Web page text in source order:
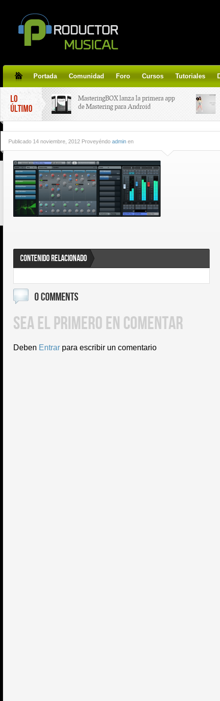
Portada Comunidad Foro Cursos Tutoriales
LO
ÚLTIMO
MasteringBOX lanza la primera app
de Mastering para Android
line gratis!
Korg lanza SDD-3000, el nuevo
pedal de delay.
Tutorial de CLA Effects, aprende a
aplicar efectos a tus voces.
Publicado 14 noviembre, 2012 Proveyéndo admin en
CONTENIDO RELACIONADO
0 COMMENTS
SEA EL PRIMERO EN COMENTAR
Deben Entrar para escribir un comentario